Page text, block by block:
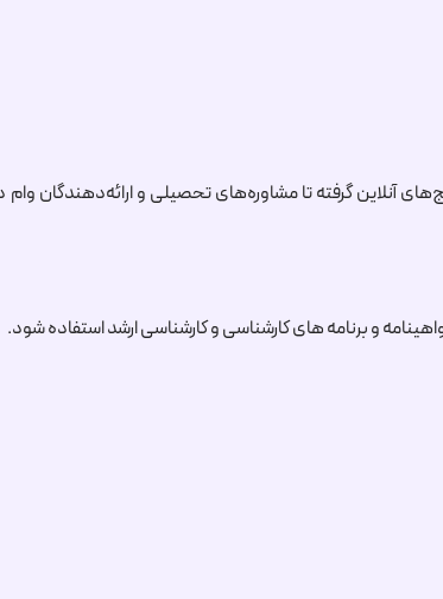
و برنامه های کارشناسی و کارشناسی ارشد استفاده شود.